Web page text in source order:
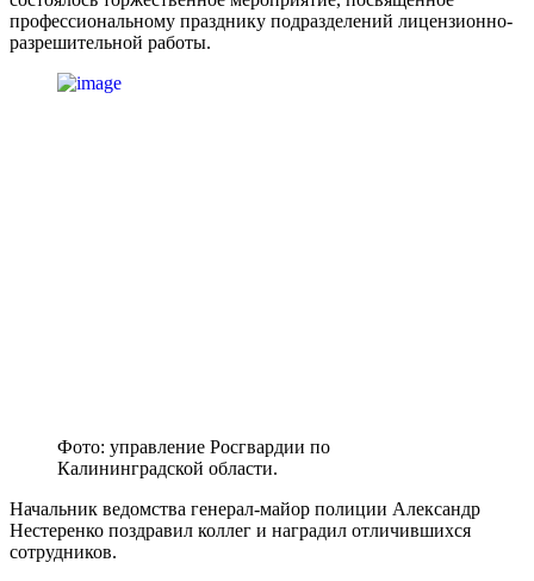
профессиональному празднику подразделений лицензионно-
разрешительной работы.
Фото: управление Росгвардии по
Калининградской области.
Начальник ведомства генерал-майор полиции Александр
Нестеренко поздравил коллег и наградил отличившихся
сотрудников.